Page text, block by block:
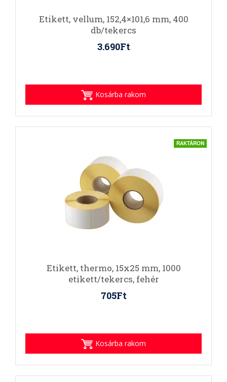
Etikett, vellum, 152,4×101,6 mm, 400
db/tekercs
3.690Ft
Kosárba rakom
RAKTÁRON
Etikett, thermo, 15x25 mm, 1000
etikett/tekercs, fehér
705Ft
Kosárba rakom